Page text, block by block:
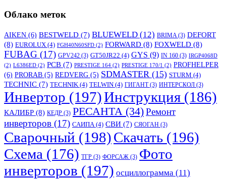
Облако меток
AIKEN (6) BESTWELD (7) BLUEWELD (12) BRIMA (3) DEFORT
(8) EUROLUX (4) FGH40N60SFD (2) FORWARD (8) FOXWELD (8)
FUBAG (17) GPV242 (3) GT50JR22 (4) GYS (9) IN 160 (3) IRGP4068D
(2) L6386ED (2) PCB (7) PRESTIGE 164 (2) PRESTIGE 170/1 (2) PROFHELPER
(6) PRORAB (5) REDVERG (5) SDMASTER (15) STURM (4)
TECHNIC (7) TECHNIK (4) TELWIN (4) ГИГАНТ(3) ИНТЕРСКОЛ (3)
Инвертор (197)Инструкция (186)
КАЛИБР (8) КЕДР (3) РЕСАНТА (34)Ремонт
инверторов (17) САИПА (4) СВИ (7) СЯОГАН (3)
Сварочный (198)Скачать (196)
Схема (176) ТГР (3) ФОРСАЖ (3) Фото
инверторов (197) осциллограмма (11)